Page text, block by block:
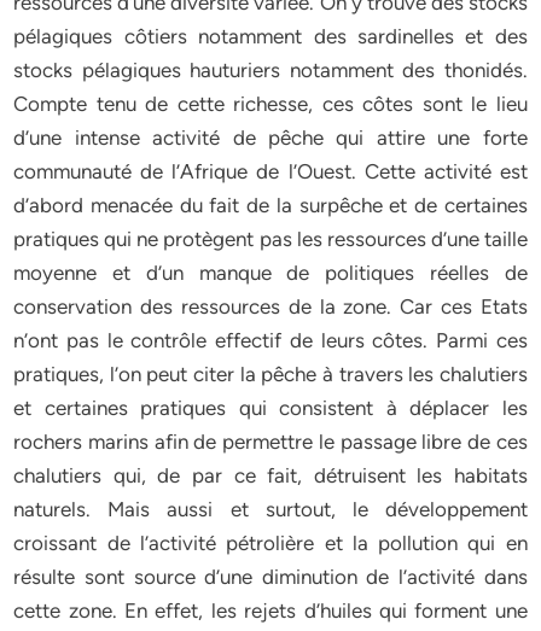
pélagiques côtiers notamment des sardinelles et des
stocks pélagiques hauturiers notamment des thonidés.
Compte tenu de cette richesse, ces côtes sont le lieu
d’une intense activité de pêche qui attire une forte
communauté de l’Afrique de l’Ouest. Cette activité est
d’abord menacée du fait de la surpêche et de certaines
pratiques qui ne protègent pas les ressources d’une taille
moyenne et d’un manque de politiques réelles de
conservation des ressources de la zone. Car ces Etats
n’ont pas le contrôle effectif de leurs côtes. Parmi ces
pratiques, l’on peut citer la pêche à travers les chalutiers
et certaines pratiques qui consistent à déplacer les
rochers marins afin de permettre le passage libre de ces
chalutiers qui, de par ce fait, détruisent les habitats
naturels. Mais aussi et surtout, le développement
croissant de l’activité pétrolière et la pollution qui en
résulte sont source d’une diminution de l’activité dans
cette zone. En effet, les rejets d’huiles qui forment une